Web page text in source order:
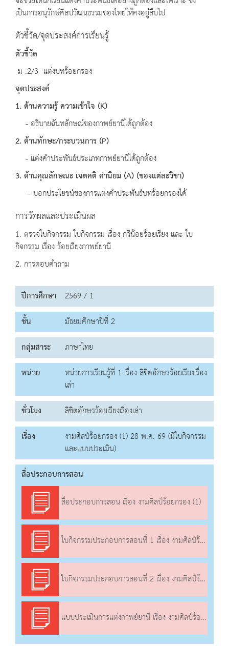
เป็นการอนุรักษ์ศิลปวัฒนธรรมของไทยให้คงอยู่สืบไป
ตัวชี้วัด/จุดประสงค์การเรียนรู้
ตัวชี้วัด
ม .2/3 แต่งบทร้อยกรอง
จุดประสงค์
1. ด้านความรู้ ความเข้าใจ (K)
- อธิบายฉันทลักษณ์ของกาพย์ยานีได้ถูกต้อง
2. ด้านทักษะ/กระบวนการ (P)
- แต่งคำประพันธ์ประเภทกาพย์ยานีได้ถูกต้อง
3. ด้านคุณลักษณะ เจตคติ ค่านิยม (A) (ของแต่ละวิชา)
- บอกประโยชน์ของการแต่งคำประพันธ์บทร้อยกรองได้
การวัดผลและประเมินผล
1. ตรวจใบกิจกรรม ใบกิจกรรม เรื่อง กวีน้อยร้อยเรียง และ ใบ
กิจกรรม เรื่อง ร้อยเรียงกาพย์ยานี
2. การตอบคำถาม
ปีการศึกษา 2569 / 1
ชั้น
มัธยมศึกษาปีที่ 2
กลุ่มสาระ
ภาษาไทย
หน่วย
หน่วยการเรียนรู้ที่ 1 เรื่อง ลิขิตอักษรร้อยเรียงเรื่อง
เล่า
ชั่วโมง
ลิขิตอักษรร้อยเรียงเรื่องเล่า
เรื่อง
งามศิลป์ร้อยกรอง (1) 28 พ.ค. 69 (มีใบกิจกรรม
และแบบประเมิน)
สื่อประกอบการสอน
สื่อประกอบการสอน เรื่อง งามศิลป์ร้อยกรอง (1)
ใบกิจกรรมประกอบการสอนที่ 1 เรื่อง งามศิลป์ร้อยกรอง (1)
ใบกิจกรรมประกอบการสอนที่ 2 เรื่อง งามศิลป์ร้อยกรอง (1)
แบบประเมินการแต่งกาพย์ยานี เรื่อง งามศิลป์ร้อยกรอง (1)